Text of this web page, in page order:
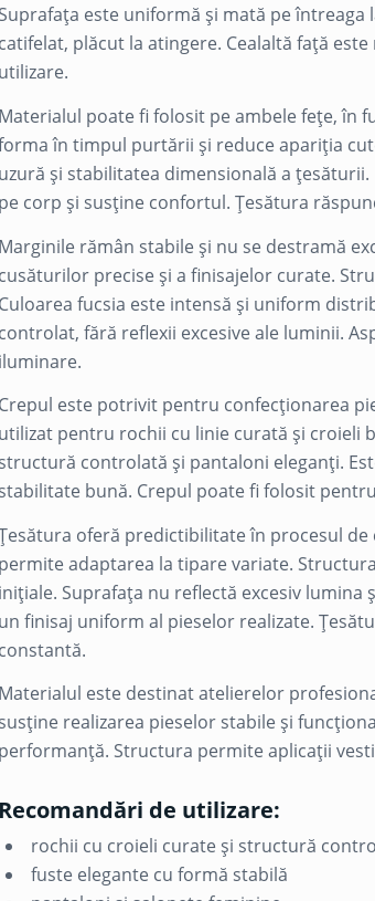
Suprafața este uniformă și mată pe
catifelat, plăcut la atingere. Cealaltă față
utilizare.
Materialul poate fi folosit pe ambele fețe, în
în timpul purtării și reduce apariția
uzură și stabilitatea dimensională a
pe corp și susține confortul. Țesătura
Marginile rămân stabile și nu se destramă
cusăturilor precise și a finisajelor curate.
Culoarea fucsia este intensă și uniform
controlat, fără reflexii excesive ale luminii.
iluminare.
Crepul este potrivit pentru confecționarea
utilizat pentru rochii cu linie curată și croieli
structură controlată și pantaloni eleganți.
stabilitate bună. Crepul poate fi folosit
oferă predictibilitate în procesul
permite adaptarea la tipare variate.
inițiale. Suprafața nu reflectă excesiv
un finisaj uniform al pieselor realizate.
constantă.
Materialul este destinat atelierelor
susține realizarea pieselor stabile și
performanță. Structura permite aplicații
Recomandări de utilizare:
rochii cu croieli curate și structură
fuste elegante cu formă stabilă